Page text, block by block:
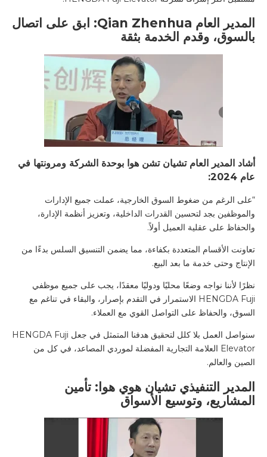
المدير العام Qian Zhenhua: ابق على اتصال
بالسوق، وقدم الخدمة بثقة
أشاد المدير العام تشيان تشن هوا بوحدة الشركة ومرونتها في
عام 2024:
“على الرغم من ضغوط السوق الخارجية، عملت جميع الإدارات
والموظفين بجد لتحسين القدرات الداخلية، وتعزيز أنظمة الإدارة،
والحفاظ على عقلية العميل أولاً.
تعاونت الأقسام المتعددة بكفاءة، مما يضمن التنسيق السلس بدءًا من
الإنتاج وحتى خدمة ما بعد البيع.
نظرًا لأننا نواجه وضعًا محليًا ودوليًا معقدًا، يجب على جميع موظفي
HENGDA Fuji الاستمرار في التقدم بإصرار، والبقاء في تناغم مع
السوق، والحفاظ على التواصل القوي مع العملاء.
سنواصل العمل بلا كلل لتحقيق هدفنا المتمثل في جعل HENGDA Fuji
Elevator العلامة التجارية المفضلة لموردي المصاعد، في كل من
الصين والعالم.
المدير التنفيذي تشيان هوي هوا: تأمين
المشاريع، وتوسيع الأسواق